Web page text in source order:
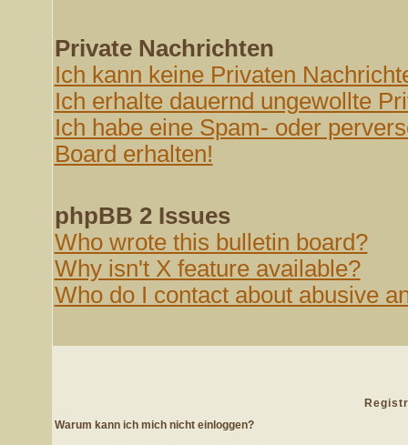
Private Nachrichten
Ich kann keine Privaten
Ich erhalte dauernd ungewollte
Ich habe eine Spam- oder
Board erhalten!
phpBB 2 Issues
Who wrote this bulletin board?
Why isn't X feature available?
Who do I contact about abusive
Warum kann ich mich nicht einloggen?